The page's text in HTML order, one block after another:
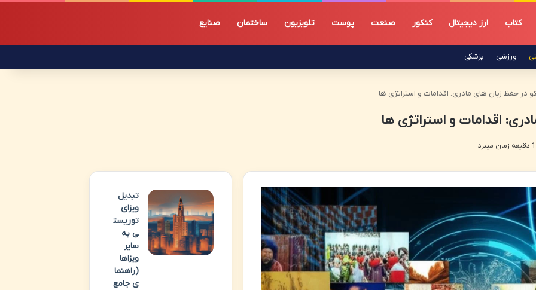
کتاب ارز دیجیتال کنکور صنعت پوست تلویزیون ساختمان صنایع
ورزشی پزشکی
حفظ زبان های مادری: اقدامات و استراتژی ها
اقدامات و استراتژی ها
تبدیل
ویزای
توریست
ی به
سایر
ویزاها
(راهنما
ی جامع